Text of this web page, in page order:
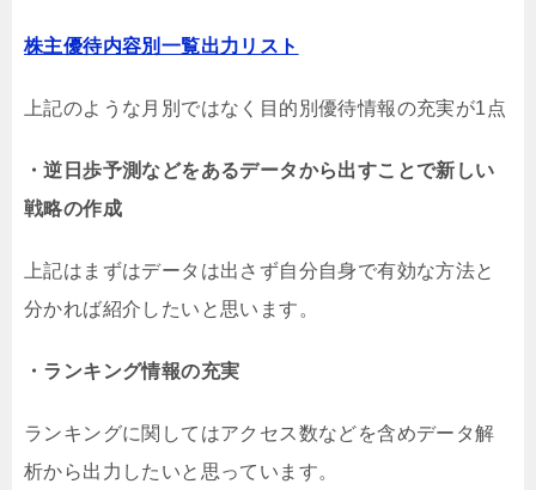
株主優待内容別一覧出力リスト
上記のような月別ではなく目的別優待情報の充実が1点
・逆日歩予測などをあるデータから出すことで新しい
戦略の作成
上記はまずはデータは出さず自分自身で有効な方法と
分かれば紹介したいと思います。
・ランキング情報の充実
ランキングに関してはアクセス数などを含めデータ解
析から出力したいと思っています。